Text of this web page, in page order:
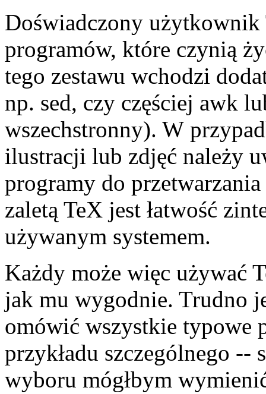
Doświadczony użytkownik
programów, które czynią
tego zestawu wchodzi
np. sed, czy częściej awk
wszechstronny). W
ilustracji lub zdjęć należy
programy do
zaletą TeX jest łatwość
używanym systemem.
Każdy może więc używać
jak mu wygodnie. Trudno
omówić wszystkie typowe
przykładu szczególnego
wyboru mógłbym